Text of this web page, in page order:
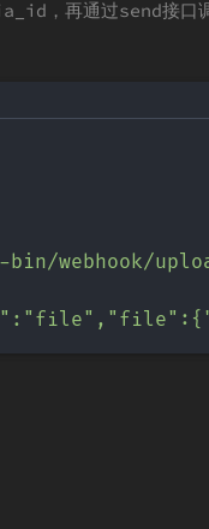
，再通过send接口
webhook/